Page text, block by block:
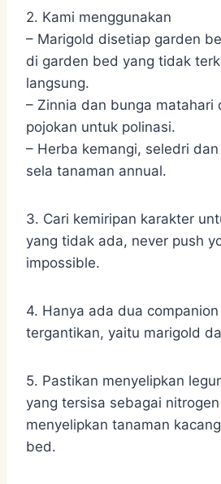
2. Kami menggunakan
– Marigold disetiap garden
di garden bed yang tidak
langsung.
– Zinnia dan bunga matahari
pojokan untuk polinasi.
– Herba kemangi, seledri
sela tanaman annual.
3. Cari kemiripan karakter
yang tidak ada, never push
impossible.
4. Hanya ada dua
tergantikan, yaitu marigold
5. Pastikan menyelipkan
yang tersisa sebagai
menyelipkan tanaman
bed.